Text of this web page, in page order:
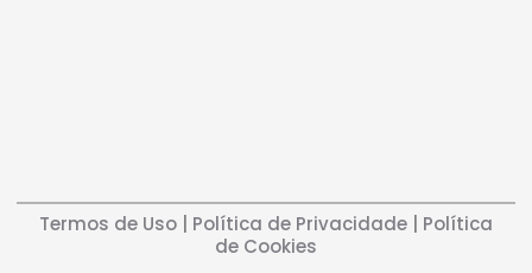
Termos de Uso Política de Privacidade
Política
de Cookies